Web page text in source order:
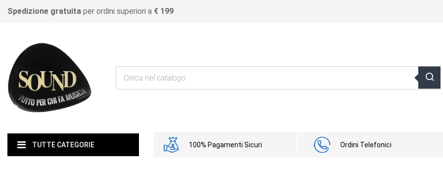
Spedizione gratuita per ordini superiori a € 199
TUTTE CATEGORIE 100% Pagamenti Sicuri Ordini Telefonici